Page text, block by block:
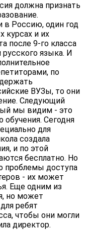
должна признать
Россию, один год
курсах и их
после 9-го класса
языка. И
по
ВУЗы, то они
Следующий
мы видим - это
обучения. Сегодня
для
создала
и по этой
бесплатно. Но
проблемы доступа
- их может
Еще одним из
но может
ребят
чтобы они могли
директор.